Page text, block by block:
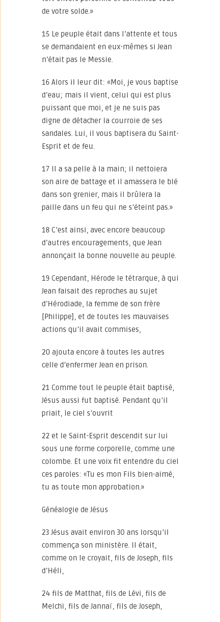
de votre solde.»
15 Le peuple était dans l’attente et tous
se demandaient en eux-mêmes si Jean
n’était pas le Messie.
16 Alors il leur dit: «Moi, je vous baptise
d’eau; mais il vient, celui qui est plus
puissant que moi, et je ne suis pas
digne de détacher la courroie de ses
sandales. Lui, il vous baptisera du Saint-
Esprit et de feu.
17 Il a sa pelle à la main; il nettoiera
son aire de battage et il amassera le blé
dans son grenier, mais il brûlera la
paille dans un feu qui ne s’éteint pas.»
18 C’est ainsi, avec encore beaucoup
d’autres encouragements, que Jean
annonçait la bonne nouvelle au peuple.
19 Cependant, Hérode le tétrarque, à qui
Jean faisait des reproches au sujet
d’Hérodiade, la femme de son frère
[Philippe], et de toutes les mauvaises
actions qu’il avait commises,
20 ajouta encore à toutes les autres
celle d’enfermer Jean en prison.
21 Comme tout le peuple était baptisé,
Jésus aussi fut baptisé. Pendant qu’il
priait, le ciel s’ouvrit
22 et le Saint-Esprit descendit sur lui
sous une forme corporelle, comme une
colombe. Et une voix fit entendre du ciel
ces paroles: «Tu es mon Fils bien-aimé,
tu as toute mon approbation.»
Généalogie de Jésus
23 Jésus avait environ 30 ans lorsqu’il
commença son ministère. Il était,
comme on le croyait, fils de Joseph, fils
d’Héli,
24 fils de Matthat, fils de Lévi, fils de
Melchi, fils de Jannaï, fils de Joseph,